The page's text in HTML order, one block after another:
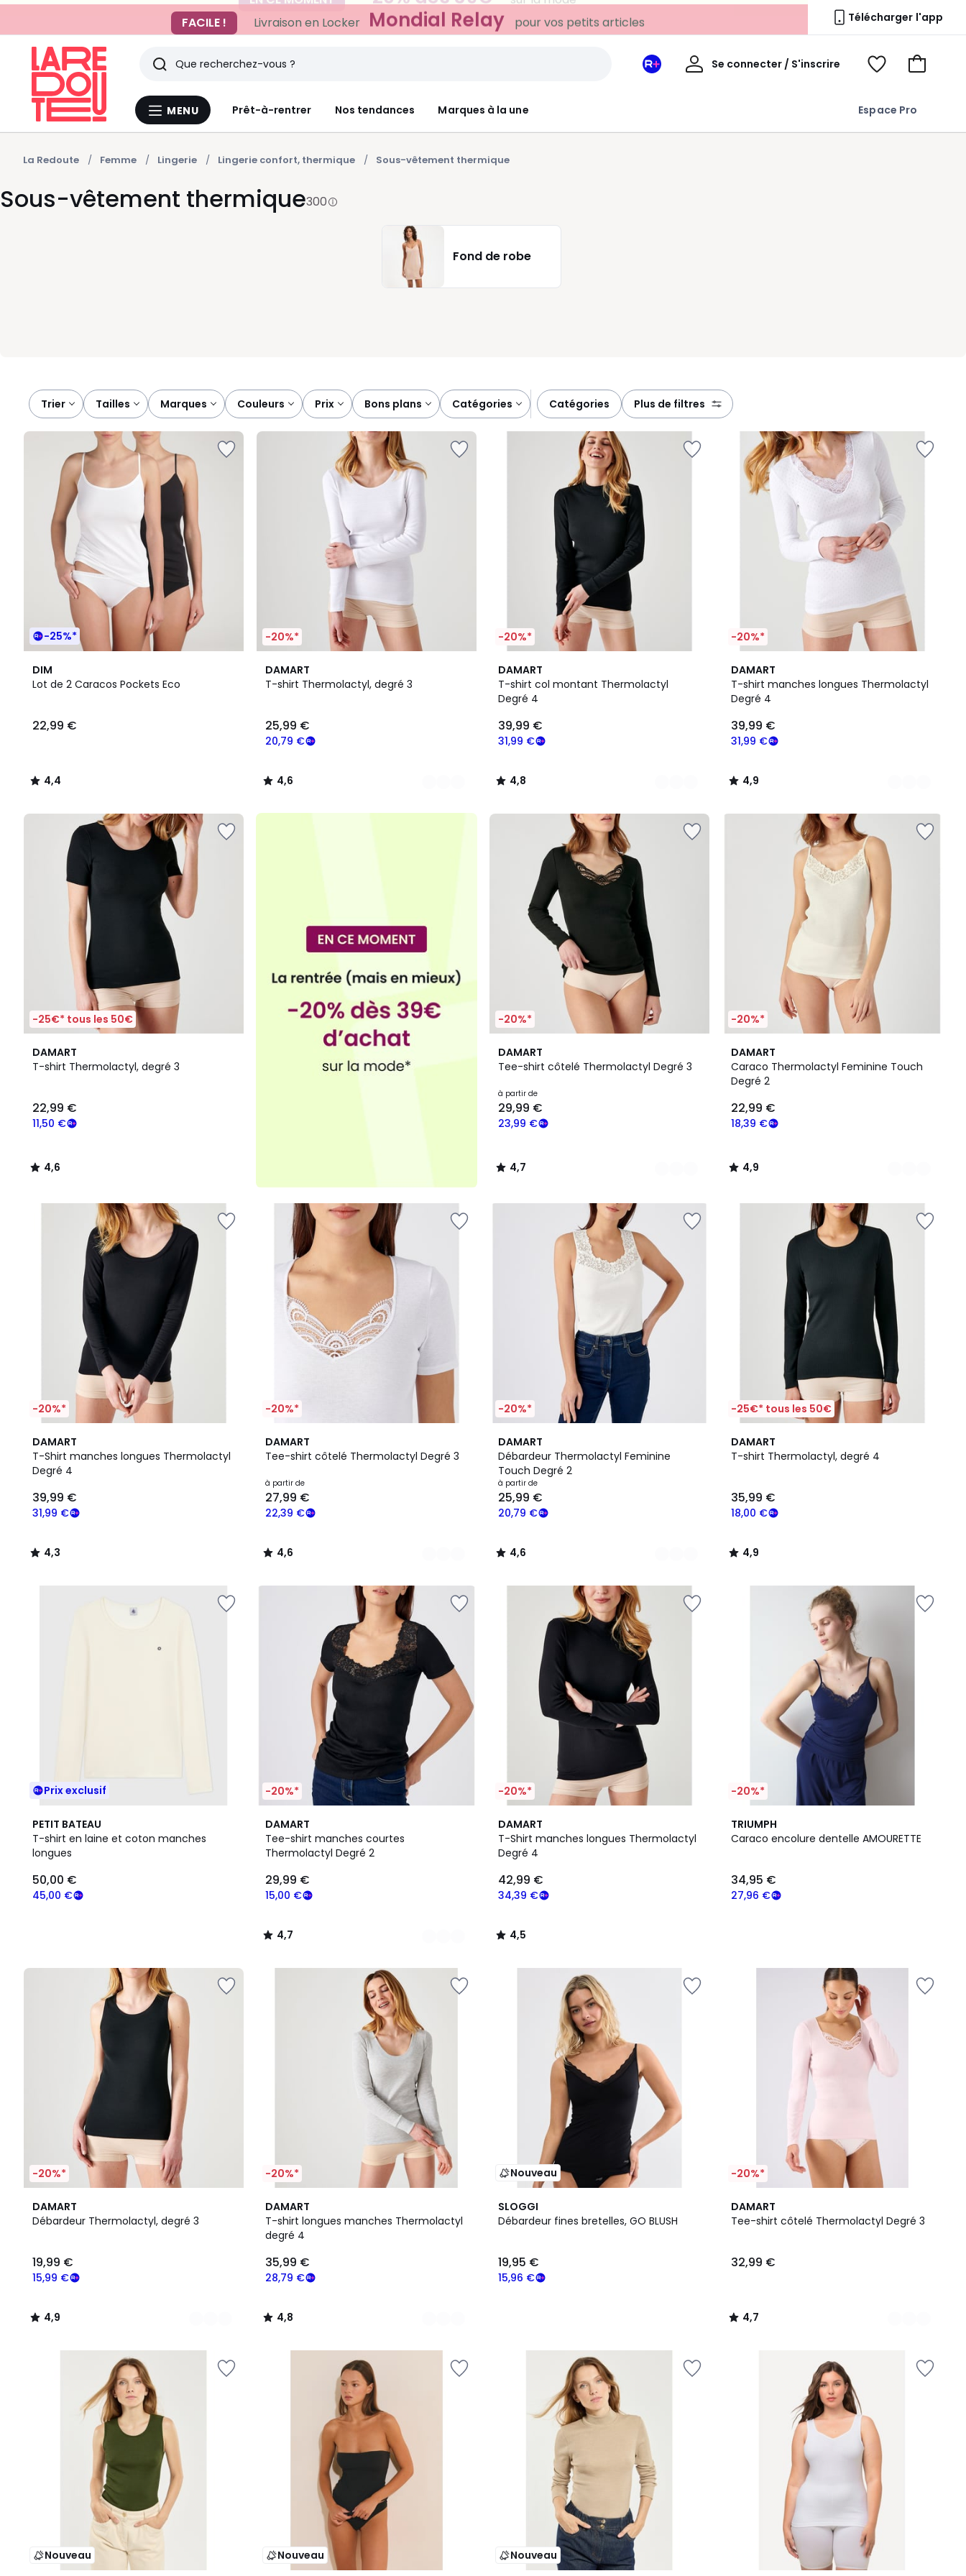
FACILE !
Livraison en Locker Mondial Relay pour vos petits articles Télécharger l'app
Menu
MENU Prêt-à-rentrer Nos tendances Marques à la une Espace Pro
Rechercher
Derniers
articles
vus
Mon
Se connecter / S'inscrire
Mon
Voir
Voir
La Redoute Femme Lingerie Lingerie confort, thermique Sous-vêtement thermique
Sous-vêtement thermique300
Fond de robe
Trier tailles marques couleurs prix bons plans catégories catégories plus de filtres
-25%*
DIM
Lot de 2 Caracos Pockets Eco
€.
22,99 €
4,4
/ 5
4,4
/
-20%*
DAMART
T-shirt Thermolactyl, degré 3
20,79 €
25,99 €
4,6
/ 5
3
Couleurs
4,6
/
-20%*
DAMART
T-shirt col montant Thermolactyl
Degré 4
31,99 €
39,99 €
4,8
/ 5
2
Couleurs
4,8
/
-20%*
DAMART
T-shirt manches longues Thermolactyl
Degré 4
31,99 €
39,99 €
4,9
/ 5
4
Couleurs
4,9
/
-25€* tous les 50€
DAMART
T-shirt Thermolactyl, degré 3
11,50 €
22,99 €
4,6
/ 5
4,6
/
-20%*
DAMART
Tee-shirt côtelé Thermolactyl Degré 3
à partir de
23,99 €
29,99 €
4,7
/ 5
3
Couleurs
4,7
/
-20%*
DAMART
Caraco Thermolactyl Feminine Touch
Degré 2
18,39 €
22,99 €
4,9
/ 5
2
Couleurs
4,9
/
-20%*
DAMART
T-Shirt manches longues Thermolactyl
Degré 4
31,99 €
39,99 €
4,3
/ 5
4,3
/
-20%*
DAMART
Tee-shirt côtelé Thermolactyl Degré 3
à partir de
22,39 €
27,99 €
4,6
/ 5
2
Couleurs
4,6
/
-20%*
DAMART
Débardeur Thermolactyl Feminine
Touch Degré 2
à partir de
20,79 €
25,99 €
4,6
/ 5
5
Couleurs
4,6
/
-25€* tous les 50€
DAMART
T-shirt Thermolactyl, degré 4
18,00 €
35,99 €
4,9
/ 5
4,9
/
Prix exclusif
PETIT BATEAU
T-shirt en laine et coton manches
longues
45,00 €
50,00 €
-20%*
DAMART
Tee-shirt manches courtes
Thermolactyl Degré 2
15,00 €
29,99 €
4,7
/ 5
2
Couleurs
4,7
/
-20%*
DAMART
T-Shirt manches longues Thermolactyl
Degré 4
34,39 €
42,99 €
4,5
/ 5
4,5
/
-20%*
TRIUMPH
Caraco encolure dentelle AMOURETTE
27,96 €
34,95 €
-20%*
DAMART
Débardeur Thermolactyl, degré 3
15,99 €
19,99 €
4,9
/ 5
4
Couleurs
4,9
/
-20%*
DAMART
T-shirt longues manches Thermolactyl
degré 4
28,79 €
35,99 €
4,8
/ 5
3
Couleurs
4,8
/
Nouveau
SLOGGI
Débardeur fines bretelles, GO BLUSH
15,96 €
19,95 €
-20%*
DAMART
Tee-shirt côtelé Thermolactyl Degré 3
32,99 €
4,7
/ 5
2
Couleurs
4,7
/
Nouveau Nouveau Nouveau